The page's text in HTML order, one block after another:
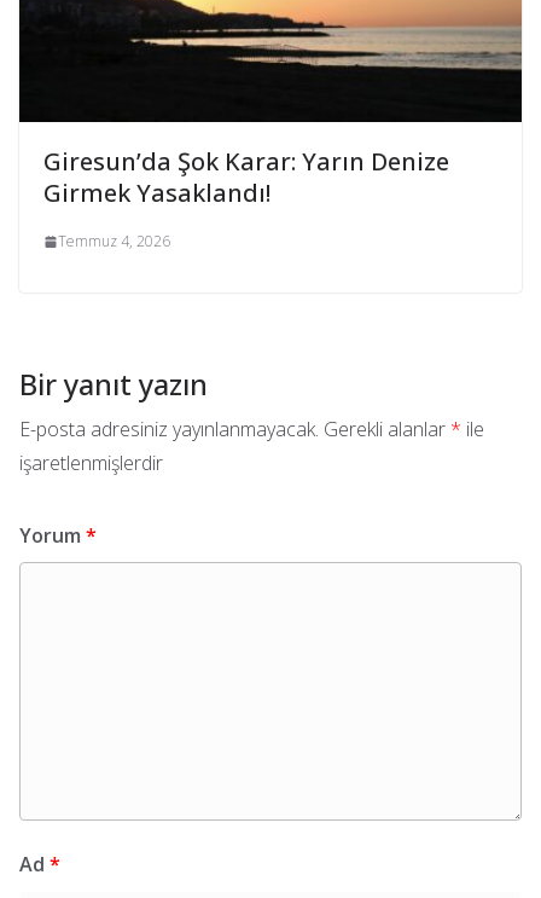
Giresun’da Şok Karar: Yarın Denize
Girmek Yasaklandı!
Temmuz 4, 2026
Bir yanıt yazın
E-posta adresiniz yayınlanmayacak. Gerekli alanlar * ile
işaretlenmişlerdir
Yorum *
Ad *